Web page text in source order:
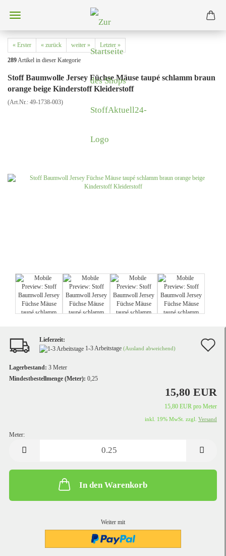
« Erster « zurück weiter » Letzter »
289Artikel in dieser Kategorie
Stoff Baumwolle Jersey Füchse Mäuse taupé schlamm braun
orange beige Kinderstoff Kleiderstoff
(Art.Nr.: 49-1738-003)
Lieferzeit:
1-3 Arbeitstage (Ausland abweichend)
Lagerbestand: 3 Meter
Mindestbestellmenge (Meter): 0,25
15,80 EUR
15,80 EUR pro Meter
inkl. 19% MwSt. zzgl. Versand
Meter:
In den Warenkorb
Weiter mit